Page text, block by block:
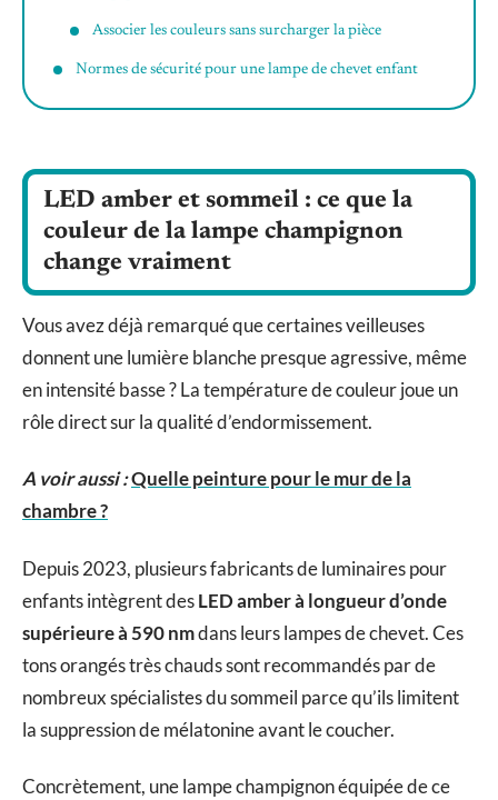
Associer les couleurs sans surcharger la pièce
Normes de sécurité pour une lampe de chevet enfant
LED amber et sommeil : ce que la
couleur de la lampe champignon
change vraiment
Vous avez déjà remarqué que certaines veilleuses
donnent une lumière blanche presque agressive, même
en intensité basse ? La température de couleur joue un
rôle direct sur la qualité d’endormissement.
A voir aussi :Quelle peinture pour le mur de la
chambre ?
Depuis 2023, plusieurs fabricants de luminaires pour
enfants intègrent desLED amber à longueur d’onde
supérieure à 590 nmdans leurs lampes de chevet. Ces
tons orangés très chauds sont recommandés par de
nombreux spécialistes du sommeil parce qu’ils limitent
la suppression de mélatonine avant le coucher.
Concrètement, une lampe champignon équipée de ce